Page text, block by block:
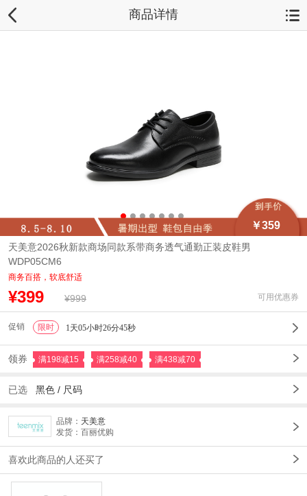
商品详情
￥359
天美意2026秋新款商场同款系带商务透气通勤正装皮鞋男
WDP05CM6
商务百搭，软底舒适
¥399 ¥999 可用优惠券
促销 限时 1天05小时26分45秒
领券 满198减15 满258减40 满438减70
已选 黑色 / 尺码
品牌： 天美意
发货：百丽优购
喜欢此商品的人还买了